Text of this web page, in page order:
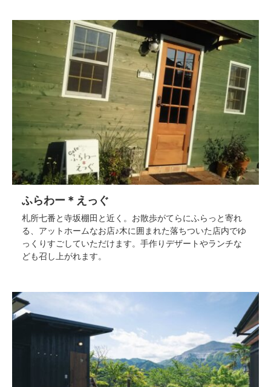
ふらわー＊えっぐ
札所七番と寺坂棚田と近く。お散歩がてらにふらっと寄れ
る、アットホームなお店♪木に囲まれた落ちついた店内でゆ
っくりすごしていただけます。手作りデザートやランチな
ども召し上がれます。